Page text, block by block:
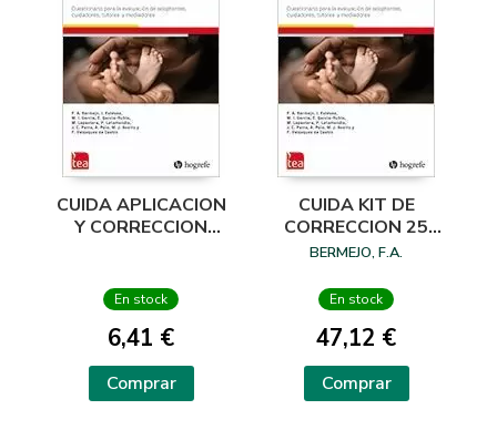
CUIDA APLICACION
Y CORRECCION
En stock
6,41 €
Comprar
CUIDA KIT DE
CORRECCION 25
USOS PIN
BERMEJO, F.A.
En stock
47,12 €
Comprar